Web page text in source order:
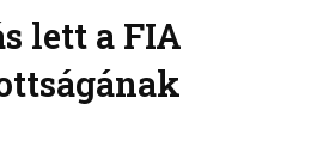
lett a FIA